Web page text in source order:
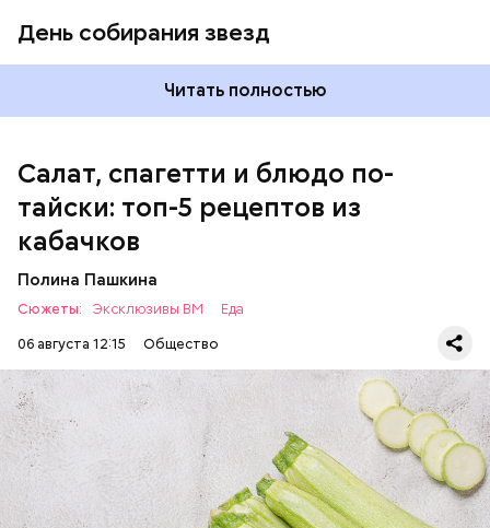
День собирания звезд
Читать полностью
Салат, спагетти и блюдо по-
тайски: топ-5 рецептов из
кабачков
Полина Пашкина
Сюжеты: Эксклюзивы ВМ
Еда
06 августа 12:15
Общество
Ингредиенты:
оливковое масло;
ЕДА ОВОЩИ РЕЦЕПТЫ